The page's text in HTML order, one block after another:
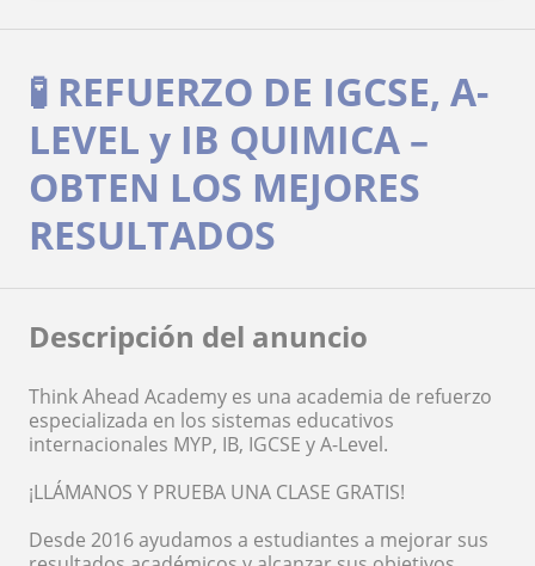
🧪 REFUERZO DE IGCSE, A-
LEVEL y IB QUIMICA –
OBTEN LOS MEJORES
RESULTADOS
Descripción del anuncio
Think Ahead Academy es una academia de refuerzo
especializada en los sistemas educativos
internacionales MYP, IB, IGCSE y A-Level.
¡LLÁMANOS Y PRUEBA UNA CLASE GRATIS!
Desde 2016 ayudamos a estudiantes a mejorar sus